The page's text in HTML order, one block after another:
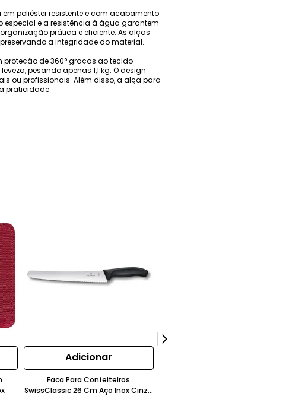
poliéster resistente e com acabamento
especial e a resistência à água garantem
prática e eficiente. As alças
a integridade do material.
de 360° graças ao tecido
pesando apenas 1,1 kg. O design
ou profissionais. Além disso, a alça para
praticidade.
Adicionar
Faca Para Confeiteiros
SwissClassic 26 Cm Aço Inox Cinza